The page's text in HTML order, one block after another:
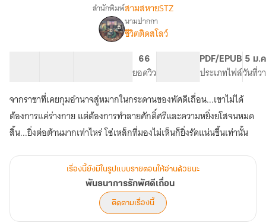
เรื่อง
พันธนาการ
พัศดี
เถื่อน
สำนักพิมพ์สามสหายSTZ
นามปากกา
ชีวิตติดสโลว์
66
ยอดวิว
PDF/EPUB
ประเภทไฟล์
5 ม.
วันที่ว
จากราชาที่เคยกุมอำนาจสู่หมากในกระดานของพัศดีเถื่อน...เขาไม่ได้
ต้องการแค่ร่างกาย แต่ต้องการทำลายศักดิ์ศรีและความหยิ่งยโสจนหมด
สิ้น...ยิ่งต่อต้านมากเท่าไหร่ โซ่เหล็กที่มองไม่เห็นก็ยิ่งรัดแน่นขึ้นเท่านั้น
เรื่องนี้ยังมีในรูปแบบรายตอนให้อ่านด้วยนะ
พันธนาการรักพัศดีเถื่อน
ติดตามเรื่องนี้